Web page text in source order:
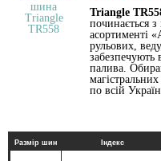
Triangle
починається
асортименті
рульових,
забезпечують
палива.
по всій
Размір шин Індекс